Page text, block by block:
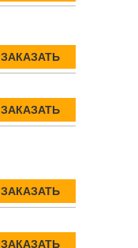
ЗАКАЗАТЬ
ЗАКАЗАТЬ
ЗАКАЗАТЬ
ЗАКАЗАТЬ